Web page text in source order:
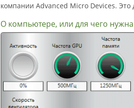
компании Advanced Micro Devices. Это
О компьютере, или для чего